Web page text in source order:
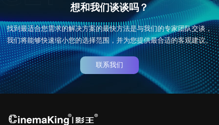
想和我们谈谈吗？
找到最适合您需求的解决方案的最快方法是与我们的专家团队交谈，
我们将能够快速缩小您的选择范围，并为您提供最合适的客观建议。
联系我们